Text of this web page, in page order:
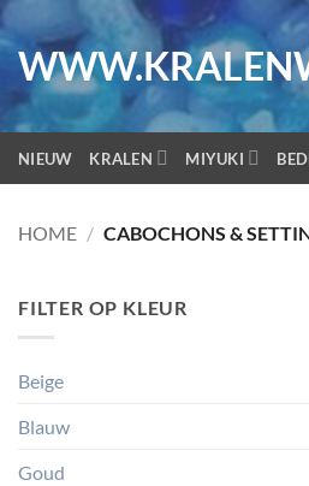
naar
inhoud
NIEUW KRALEN MIYUKI
HOME / CABOCHONS &
FILTER OP KLEUR
Beige
Blauw
Goud